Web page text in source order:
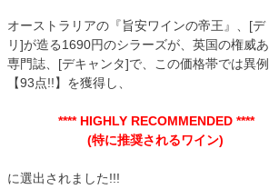
オーストラリアの『旨安ワインの帝王』、[デ
リ]が造る1690円のシラーズが、英国の権威
専門誌、[デキャンタ]で、この価格帯では異
【93点!!】を獲得し、
**** HIGHLY RECOMMENDED ****
(特に推奨されるワイン)
に選出されました!!!